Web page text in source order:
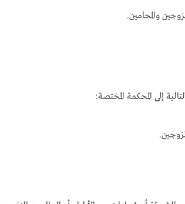
والمحامين.
إلى المحكمة المختصة: